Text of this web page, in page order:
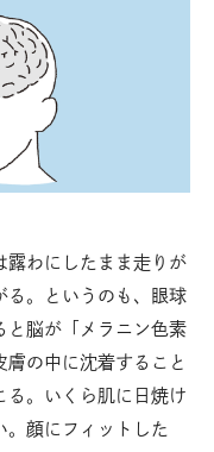
露わにしたまま走りが
る。というのも、眼球
と脳が「メラニン色素
の中に沈着すること
る。いくら肌に日焼け
。顔にフィットした